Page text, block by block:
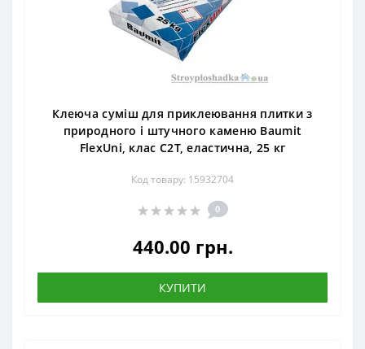
Клеюча суміш для приклеювання плитки з
природного і штучного каменю Baumit
FlexUni, клас С2Т, еластична, 25 кг
Код товару: 15932704
0
440.00 грн.
КУПИТИ